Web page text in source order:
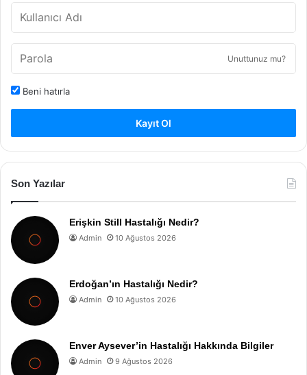
Unuttunuz mu?
Beni hatırla
Kayıt Ol
Son Yazılar
Erişkin Still Hastalığı Nedir?
Admin 10 Ağustos 2026
Erdoğan’ın Hastalığı Nedir?
Admin 10 Ağustos 2026
Enver Aysever’in Hastalığı Hakkında Bilgiler
Admin 9 Ağustos 2026